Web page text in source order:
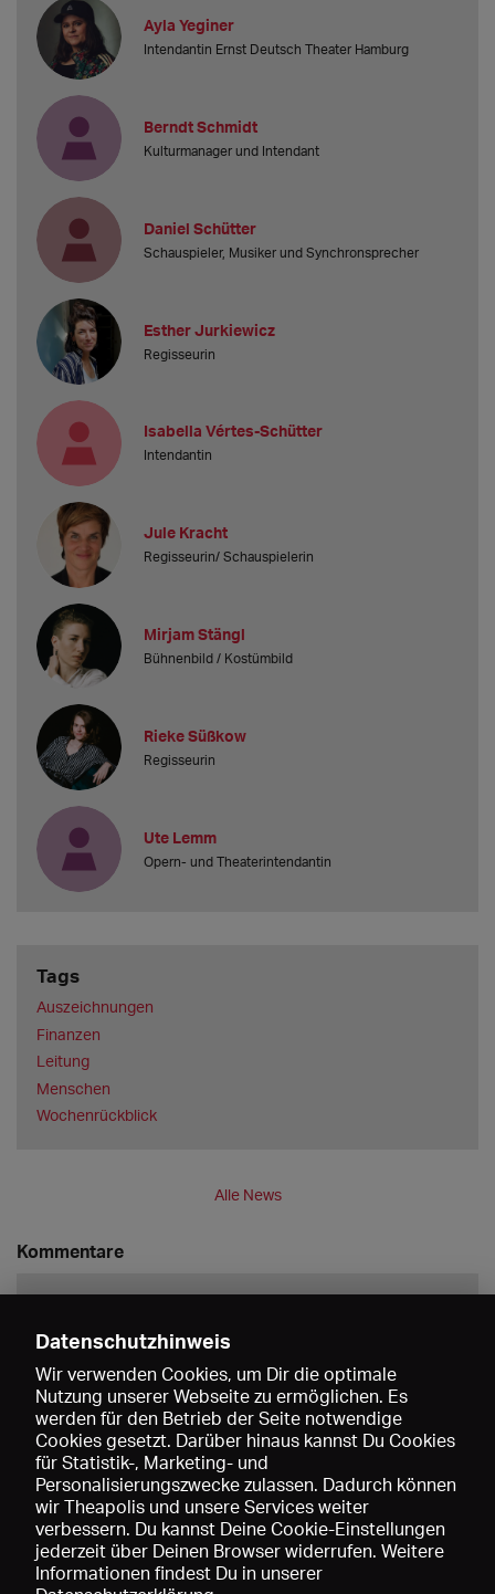
Ayla Yeginer
Intendantin Ernst Deutsch Theater Hamburg
Berndt Schmidt
Kulturmanager und Intendant
Daniel Schütter
Schauspieler, Musiker und Synchronsprecher
Esther Jurkiewicz
Regisseurin
Isabella Vértes-Schütter
Intendantin
Jule Kracht
Regisseurin/ Schauspielerin
Mirjam Stängl
Bühnenbild / Kostümbild
Rieke Süßkow
Regisseurin
Ute Lemm
Opern- und Theaterintendantin
Tags
Auszeichnungen
Finanzen
Leitung
Menschen
Wochenrückblick
Alle News
Kommentare
Speichern
Datenschutzhinweis
Wir verwenden Cookies, um Dir die optimale
Nutzung unserer Webseite zu ermöglichen. Es
werden für den Betrieb der Seite notwendige
Cookies gesetzt. Darüber hinaus kannst Du Cookies
für Statistik-, Marketing- und
Personalisierungszwecke zulassen. Dadurch können
wir Theapolis und unsere Services weiter
verbessern. Du kannst Deine Cookie-Einstellungen
jederzeit über Deinen Browser widerrufen. Weitere
Informationen findest Du in unserer